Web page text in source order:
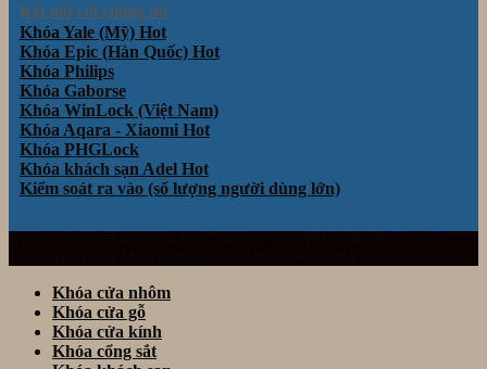
Kết nối với chúng tôi
Khóa Yale (Mỹ)
Khóa Epic (Hàn Quốc)
Khóa Philips
Khóa Gaborse
Khóa WinLock (Việt Nam)
Khóa Aqara - Xiaomi
Khóa PHGLock
Khóa khách sạn Adel
Kiểm soát ra vào (số lượng người dùng lớn)
Khóa cửa nhôm
Khóa cửa gỗ
Khóa cửa kính
Khóa cổng sắt